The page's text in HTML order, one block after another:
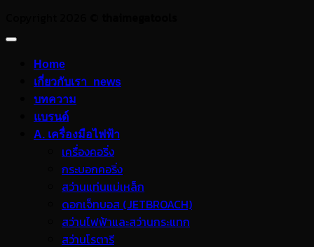
Home
เกี่ยวกับเรา_news
บทความ
แบรนด์
A. เครื่องมือไฟฟ้า
เครื่องคอริ่ง
กระบอกคอริ่ง
สว่านแท่นแม่เหล็ก
ดอกเจ็ทบอส (JETBROACH)
สว่านไฟฟ้าและสว่านกระแทก
สว่านโรตารี